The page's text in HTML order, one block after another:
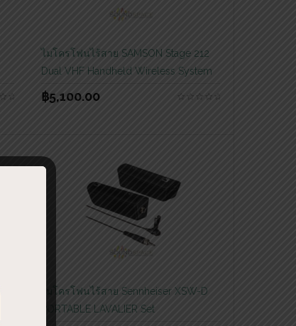
ไมโครโฟนไร้สาย SAMSON Stage 212
Dual VHF Handheld Wireless System
฿5,100.00
ไมโครโฟนไร้สาย Sennheiser XSW-D
PORTABLE LAVALIER Set